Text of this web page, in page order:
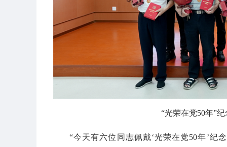
“光荣在党50年”
“今天有六位同志佩戴‘光荣在党50年’纪